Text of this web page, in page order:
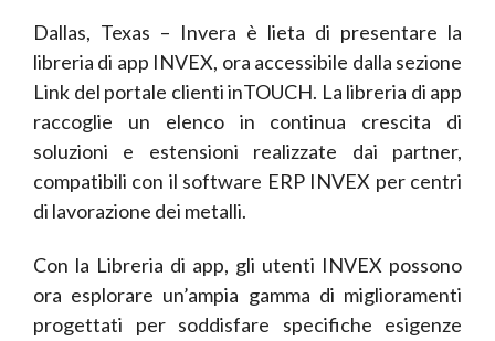
Dallas, Texas – Invera è lieta di presentare la
libreria di app INVEX, ora accessibile dalla sezione
Link del portale clienti inTOUCH. La libreria di app
raccoglie un elenco in continua crescita di
soluzioni e estensioni realizzate dai partner,
compatibili con il software ERP INVEX per centri
di lavorazione dei metalli.
Con la Libreria di app, gli utenti INVEX possono
ora esplorare un’ampia gamma di miglioramenti
progettati per soddisfare specifiche esigenze